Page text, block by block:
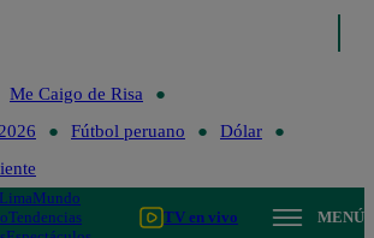
Me Caigo de Risa
Fútbol peruano
Dólar
LimaMundo
Tendencias
TV en vivo MENÚ